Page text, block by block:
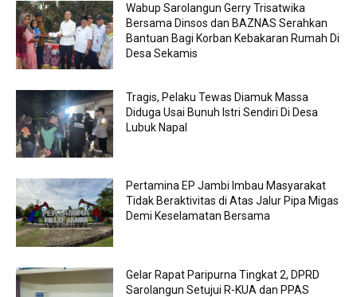
Wabup Sarolangun Gerry Trisatwika
Bersama Dinsos dan BAZNAS Serahkan
Bantuan Bagi Korban Kebakaran Rumah Di
Desa Sekamis
Tragis, Pelaku Tewas Diamuk Massa
Diduga Usai Bunuh Istri Sendiri Di Desa
Lubuk Napal
Pertamina EP Jambi Imbau Masyarakat
Tidak Beraktivitas di Atas Jalur Pipa Migas
Demi Keselamatan Bersama
Gelar Rapat Paripurna Tingkat 2, DPRD
Sarolangun Setujui R-KUA dan PPAS